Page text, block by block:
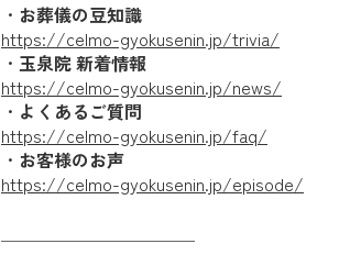
・ お葬儀の豆知識
https://celmo-gyokusenin.jp/trivia/
・ 玉泉院 新着情報
https://celmo-gyokusenin.jp/news/
・ よくあるご質問
https://celmo-gyokusenin.jp/faq/
・ お客様のお声
https://celmo-gyokusenin.jp/episode/